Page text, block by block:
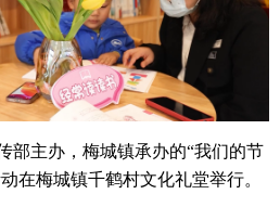
部主办，梅城镇承办的“我们的节
在梅城镇千鹤村文化礼堂举行。